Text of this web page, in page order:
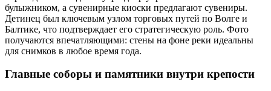
булыжником, а сувенирные киоски предлагают сувениры.
Детинец был ключевым узлом торговых путей по Волге и
Балтике, что подтверждает его стратегическую роль. Фото
получаются впечатляющими: стены на фоне реки идеальны
для снимков в любое время года.
Главные соборы и памятники внутри крепости